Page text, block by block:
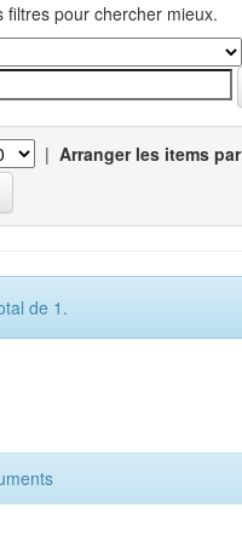
filtres pour chercher mieux.
| Arranger les items par
de 1.